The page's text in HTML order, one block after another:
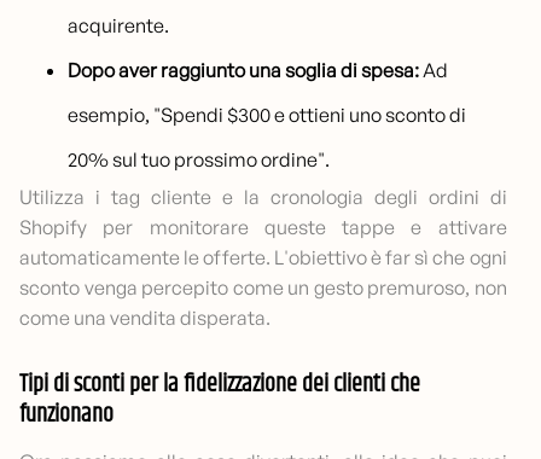
acquirente.
Dopo aver raggiunto una soglia di spesa:Ad
esempio, "Spendi $300 e ottieni uno sconto di
20% sul tuo prossimo ordine".
Utilizza i tag cliente e la cronologia degli ordini di
Shopify per monitorare queste tappe e attivare
automaticamente le offerte. L'obiettivo è far sì che ogni
sconto venga percepito come un gesto premuroso, non
come una vendita disperata.
Tipi di sconti per la fidelizzazione dei clienti che
funzionano